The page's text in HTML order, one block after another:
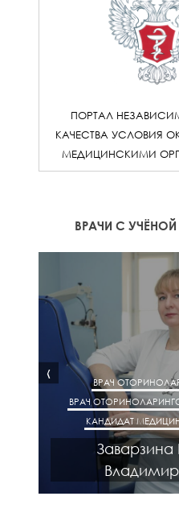
ПОРТАЛ
КАЧЕСТВА УСЛОВИЯ
МЕДИЦИНСКИМИ
ВРАЧИ С
ВРАЧ
ВРАЧ
КАНДИДАТ
Заварзина
‹